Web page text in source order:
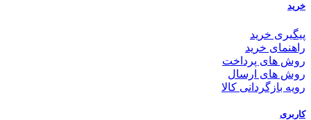
خرید
پیگیری خرید
راهنمای خرید
روش های پرداخت
روش های ارسال
رویه بازگردانی کالا
کاربری